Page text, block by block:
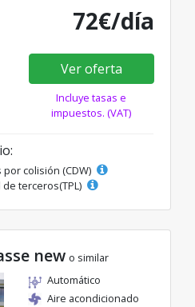
72€/día
Ver oferta
Incluye tasas e
impuestos. (VAT)
colisión (CDW)
terceros(TPL)
new o similar
Automático
Aire acondicionado